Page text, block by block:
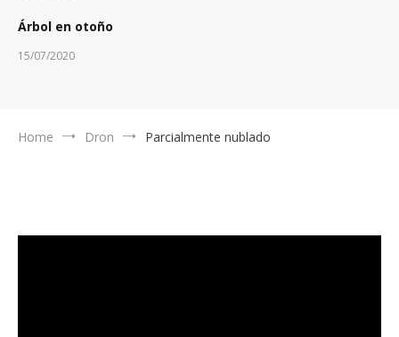
Árbol en otoño
15/07/2020
Home Dron Parcialmente nublado